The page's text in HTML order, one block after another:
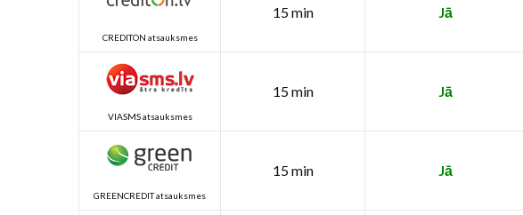
CREDITON atsauksmes
15 min Jā
VIASMS atsauksmes
15 min Jā
GREENCREDIT atsauksmes
15 min Jā